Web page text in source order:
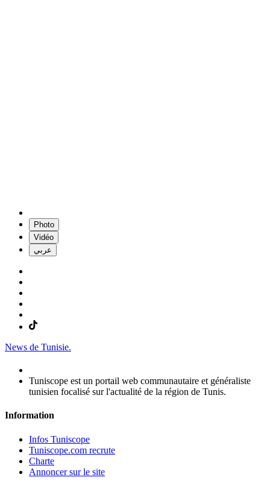
Photo
Vidéo
عربي
News de Tunisie.
Tuniscope est un portail web communautaire et généraliste
tunisien focalisé sur l'actualité de la région de Tunis.
Information
Infos Tuniscope
Tuniscope.com recrute
Charte
Annoncer sur le site